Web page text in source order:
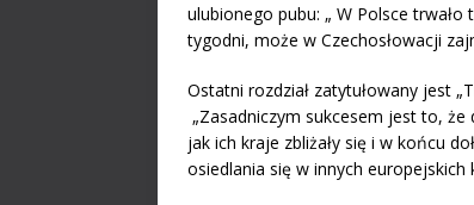
ulubionego pubu: „ W Polsce
tygodni, może w Czechosłowacji
Ostatni rozdział zatytułowany jest
„Zasadniczym sukcesem jest to,
jak ich kraje zbliżały się i w końcu
osiedlania się w innych europejskich